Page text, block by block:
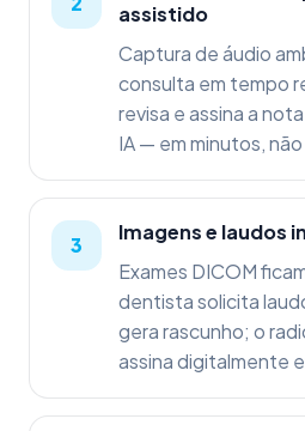
assistido
Captura de áudio
consulta em tempo
revisa e assina a
IA — em minutos,
Imagens e laudos
Exames DICOM
dentista solicita
gera rascunho; o
assina digitalmente